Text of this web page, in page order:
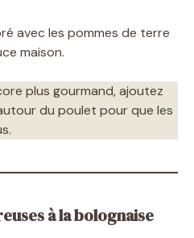
avec les pommes de terre
maison.
plus gourmand, ajoutez
du poulet pour que les
à la bolognaise